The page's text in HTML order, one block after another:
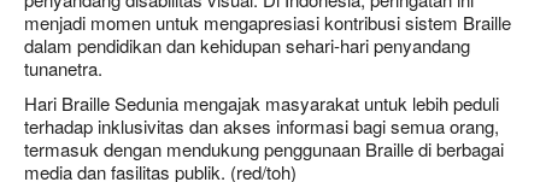
menjadi momen untuk mengapresiasi kontribusi sistem Braille
dalam pendidikan dan kehidupan sehari-hari penyandang
tunanetra.
Hari Braille Sedunia mengajak masyarakat untuk lebih peduli
terhadap inklusivitas dan akses informasi bagi semua orang,
termasuk dengan mendukung penggunaan Braille di berbagai
media dan fasilitas publik. (red/toh)